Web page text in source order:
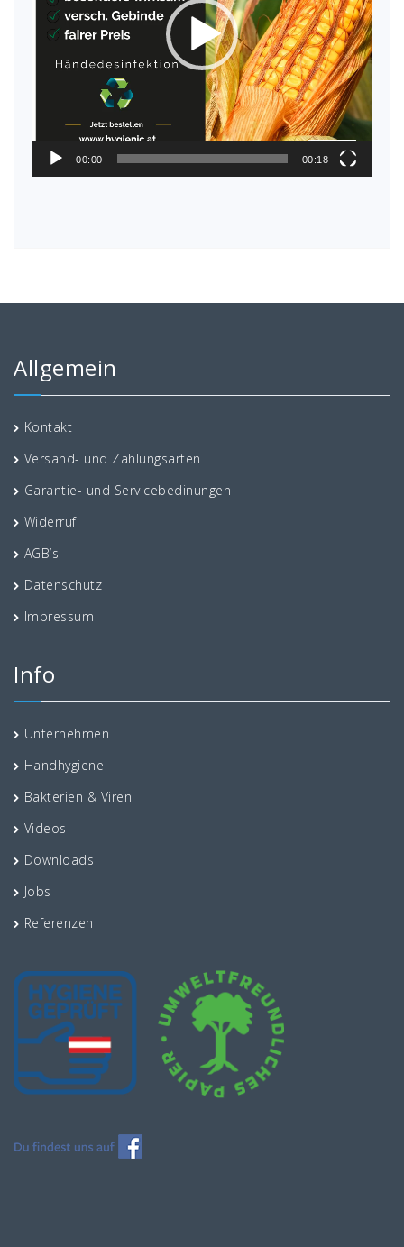
00:00 00:18
Allgemein
Kontakt
Versand- und Zahlungsarten
Garantie- und Servicebedinungen
Widerruf
AGB’s
Datenschutz
Impressum
Info
Unternehmen
Handhygiene
Bakterien & Viren
Videos
Downloads
Jobs
Referenzen